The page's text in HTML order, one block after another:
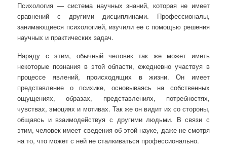
Психология — система научных знаний, которая не имеет
сравнений с другими дисциплинами. Профессионалы,
занимающиеся психологией, изучили ее с помощью решения
научных и практических задач.
Наряду с этим, обычный человек так же может иметь
некоторые познания в этойобласти, ежедневно участвуя в
процессе явлений, происходящих в жизни. Он имеет
представление о психике, основываясь на собственных
ощущениях, образах, представлениях, потребностях,
чувствах, эмоциях и мотивах. Так же он видит их со стороны,
общаясь и взаимодействуя с другими людьми. В связи с
этим, человек имеет сведения об этой науке, даже не смотря
на то, что может с ней не сталкиваться профессионально.